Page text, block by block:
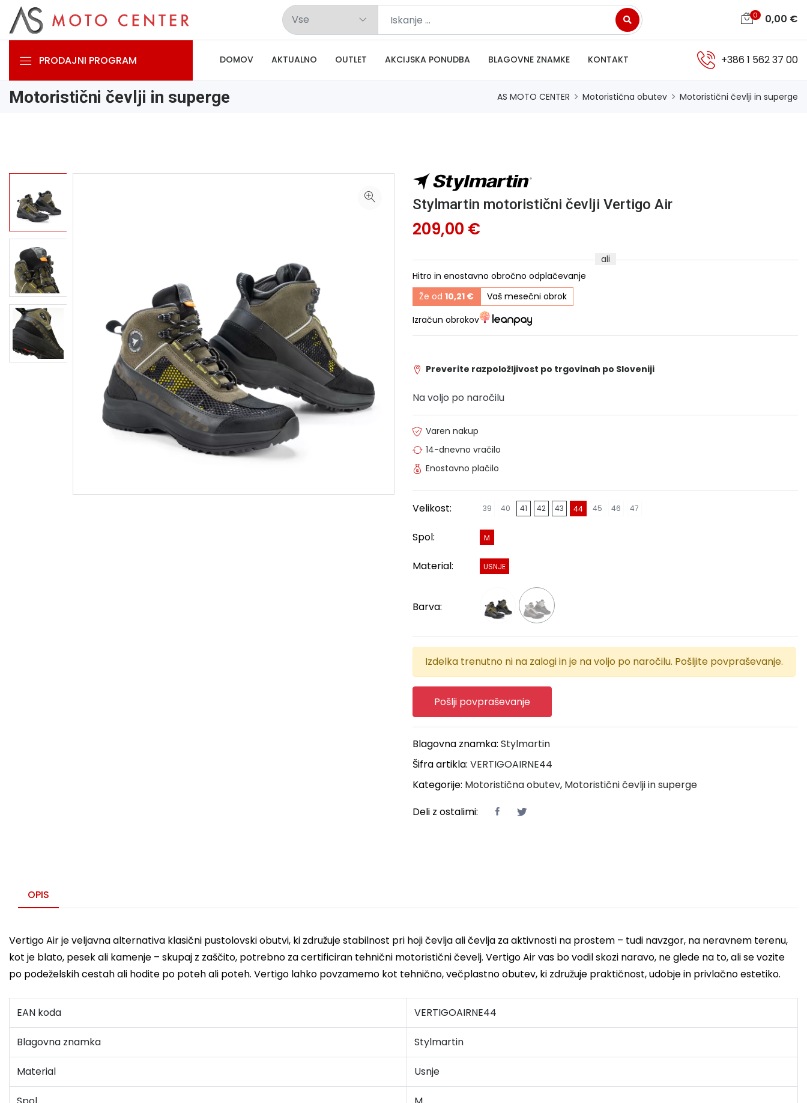
0 0,00 €
PRODAJNI PROGRAM DOMOV AKTUALNO OUTLET AKCIJSKA PONUDBA BLAGOVNE ZNAMKE KONTAKT +386 1 562 37 00
Motoristični čevlji in superge AS MOTO CENTER Motoristična obutev Motoristični čevlji in superge
Stylmartin motoristični čevlji Vertigo Air
209,00 €
ali
Hitro in enostavno obročno odplačevanje
Že od 10,21 €
Vaš mesečni obrok
Izračun obrokov
Preverite razpoložljivost po trgovinah po Sloveniji
Na voljo po naročilu
Varen nakup
14-dnevno vračilo
Enostavno plačilo
Velikost: 39 40 41 42 43 44 45 46 47
Spol: M
Material: USNJE
Barva:
Izdelka trenutno ni na zalogi in je na voljo po naročilu. Pošljite povpraševanje.
Pošlji povpraševanje
Blagovna znamka: Stylmartin
Šifra artikla: VERTIGOAIRNE44
Kategorije: Motoristična obutev, Motoristični čevlji in superge
Deli z ostalimi:
OPIS
Vertigo Air je veljavna alternativa klasični pustolovski obutvi, ki združuje stabilnost pri hoji čevlja ali čevlja za aktivnosti na prostem – tudi navzgor, na neravnem terenu,
kot je blato, pesek ali kamenje – skupaj z zaščito, potrebno za certificiran tehnični motoristični čevelj. Vertigo Air vas bo vodil skozi naravo, ne glede na to, ali se vozite
po podeželskih cestah ali hodite po poteh ali poteh. Vertigo lahko povzamemo kot tehnično, večplastno obutev, ki združuje praktičnost, udobje in privlačno estetiko.
EAN koda VERTIGOAIRNE44
Blagovna znamka Stylmartin
Material Usnje